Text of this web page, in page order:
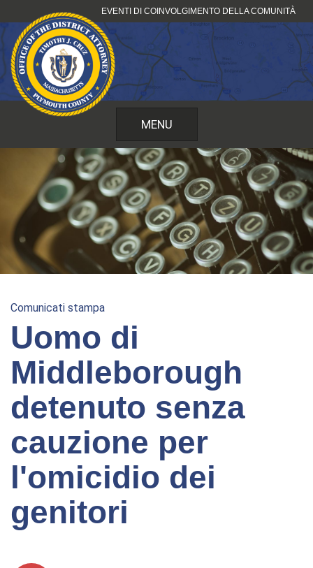
al
contenuto
EVENTI DI COINVOLGIMENTO DELLA COMUNITÀ
MENU
Comunicati stampa
Uomo di
Middleborough
detenuto senza
cauzione per
l'omicidio dei
genitori